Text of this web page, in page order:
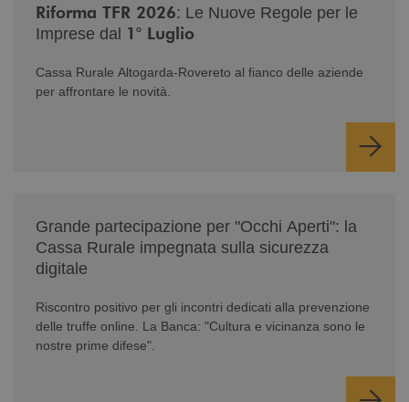
Riforma TFR 2026: Le Nuove Regole per le
Imprese dal 1° Luglio
Cassa Rurale Altogarda-Rovereto al fianco delle aziende
per affrontare le novità.
Grande partecipazione per "Occhi Aperti": la
Cassa Rurale impegnata sulla sicurezza
digitale
Riscontro positivo per gli incontri dedicati alla prevenzione
delle truffe online. La Banca: "Cultura e vicinanza sono le
nostre prime difese".